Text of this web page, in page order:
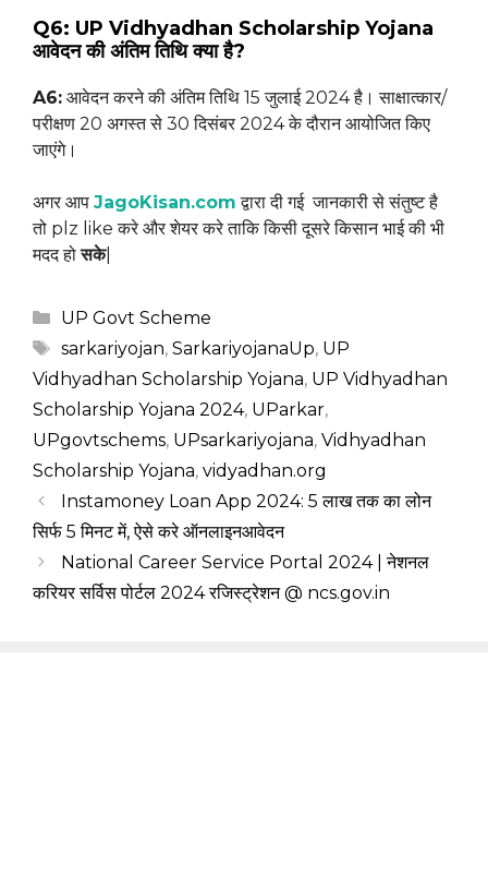
Q6: UP Vidhyadhan Scholarship Yojana
आवेदन की अंतिम तिथि क्या है?
A6: आवेदन करने की अंतिम तिथि 15 जुलाई 2024 है। साक्षात्कार/
परीक्षण 20 अगस्त से 30 दिसंबर 2024 के दौरान आयोजित किए
जाएंगे।
अगर आप JagoKisan.com द्वारा दी गई जानकारी से संतुष्ट है
तो plz like करे और शेयर करे ताकि किसी दूसरे किसान भाई की भी
मदद होसके|
Categories
UP Govt Scheme
Tags
sarkariyojan, SarkariyojanaUp, UP
Vidhyadhan Scholarship Yojana, UP Vidhyadhan
Scholarship Yojana 2024, UParkar,
UPgovtschems, UPsarkariyojana, Vidhyadhan
Scholarship Yojana, vidyadhan.org
Instamoney Loan App 2024: 5 लाख तक का लोन
सिर्फ 5 मिनट में, ऐसे करे ऑनलाइनआवेदन
National Career Service Portal 2024 | नेशनल
करियर सर्विस पोर्टल 2024 रजिस्ट्रेशन @ ncs.gov.in